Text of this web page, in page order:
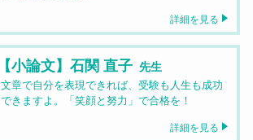
詳細を見る
【小論文】石関 直子 先生
文章で自分を表現できれば、受験も人生も成功
できますよ。「笑顔と努力」で合格を！
詳細を見る